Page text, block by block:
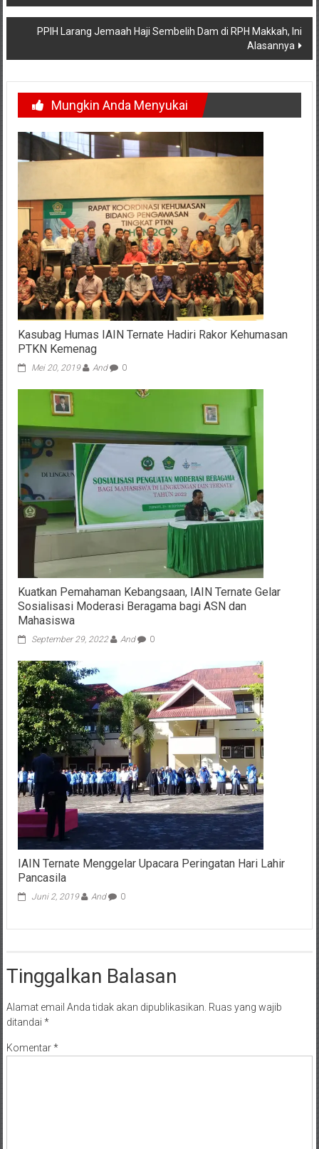
PPIH Larang Jemaah Haji Sembelih Dam di RPH Makkah, Ini
Alasannya
Mungkin Anda Menyukai
Kasubag Humas IAIN Ternate Hadiri Rakor Kehumasan
PTKN Kemenag
Mei 20, 2019 And 0
Kuatkan Pemahaman Kebangsaan, IAIN Ternate Gelar
Sosialisasi Moderasi Beragama bagi ASN dan
Mahasiswa
September 29, 2022 And 0
IAIN Ternate Menggelar Upacara Peringatan Hari Lahir
Pancasila
Juni 2, 2019 And 0
Tinggalkan Balasan
Alamat email Anda tidak akan dipublikasikan. Ruas yang wajib
ditandai *
Komentar*